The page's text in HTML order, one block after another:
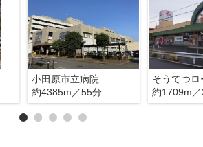
小田原市立病院
約4385m／55分
約1709m